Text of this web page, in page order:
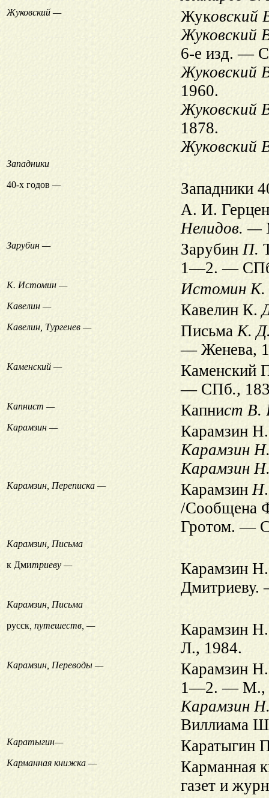
Жуковский — Жуковский
Жуковский
6-е изд. —
Жуковский
1960.
Жуковский
1878.
Жуковский
Западники
40-х годов —
Западники
А. И.
Нелидов. —
Зарубин — ЗарубинП.
1—2. —
К. Истомин — Истомин К.
Кавелин — Кавелин К.
Кавелин, Тургенев — ПисьмаК.
— Женева,
Каменский —
Каменский
— СПб.,
Капнист — Капнист В.
Карамзин —
Карамзин
Карамзин
Карамзин
Карамзин, Переписка — КарамзинН
/Сообщена
Гротом. —
Карамзин, Письма
к Дмитриеву —
Карамзин
Карамзин, Письма
русск, путешеств, —
Карамзин
Л., 1984.
Карамзин, Переводы —
Карамзин
1—2. — М.,
Карамзин
Виллиама
Каратыгин— Каратыгин
Карманная книжка —
Карманная
газет и